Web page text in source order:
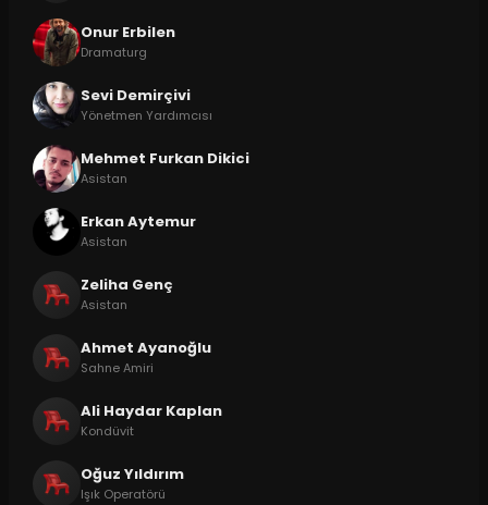
Onur Erbilen
Dramaturg
Sevi Demirçivi
Yönetmen Yardımcısı
Mehmet Furkan Dikici
Asistan
Erkan Aytemur
Asistan
Zeliha Genç
Asistan
Ahmet Ayanoğlu
Sahne Amiri
Ali Haydar Kaplan
Kondüvit
Oğuz Yıldırım
Işık Operatörü